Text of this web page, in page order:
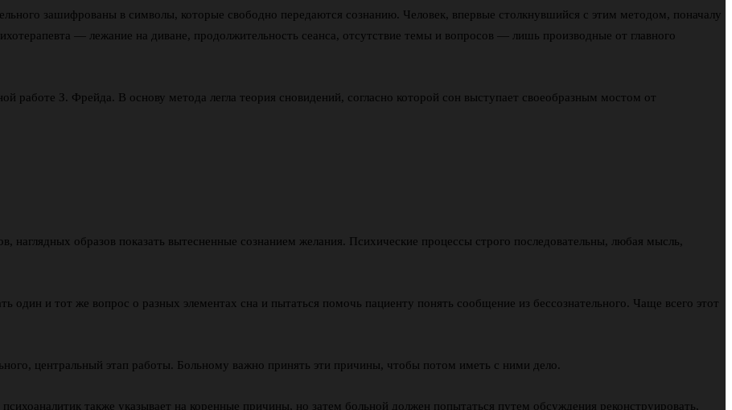
зашифрованы в символы, которые свободно передаются сознанию. Человек, впервые столкнувшийся с этим методом, поначалу
— лежание на диване, продолжительность сеанса, отсутствие темы и вопросов — лишь производные от главного
работе З. Фрейда. В основу метода легла теория сновидений, согласно которой сон выступает своеобразным мостом от
наглядных образов показать вытесненные сознанием желания. Психические процессы строго последовательны, любая мысль,
один и тот же вопрос о разных элементах сна и пытаться помочь пациенту понять сообщение из бессознательного. Чаще всего этот
центральный этап работы. Больному важно принять эти причины, чтобы потом иметь с ними дело.
также указывает на коренные причины, но затем больной должен попытаться путем обсуждения реконструировать,